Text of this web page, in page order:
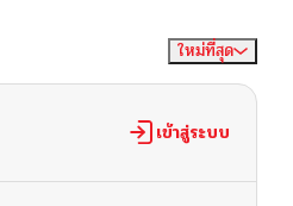
ใหม่ที่สุด
เข้าสู่ระบบ